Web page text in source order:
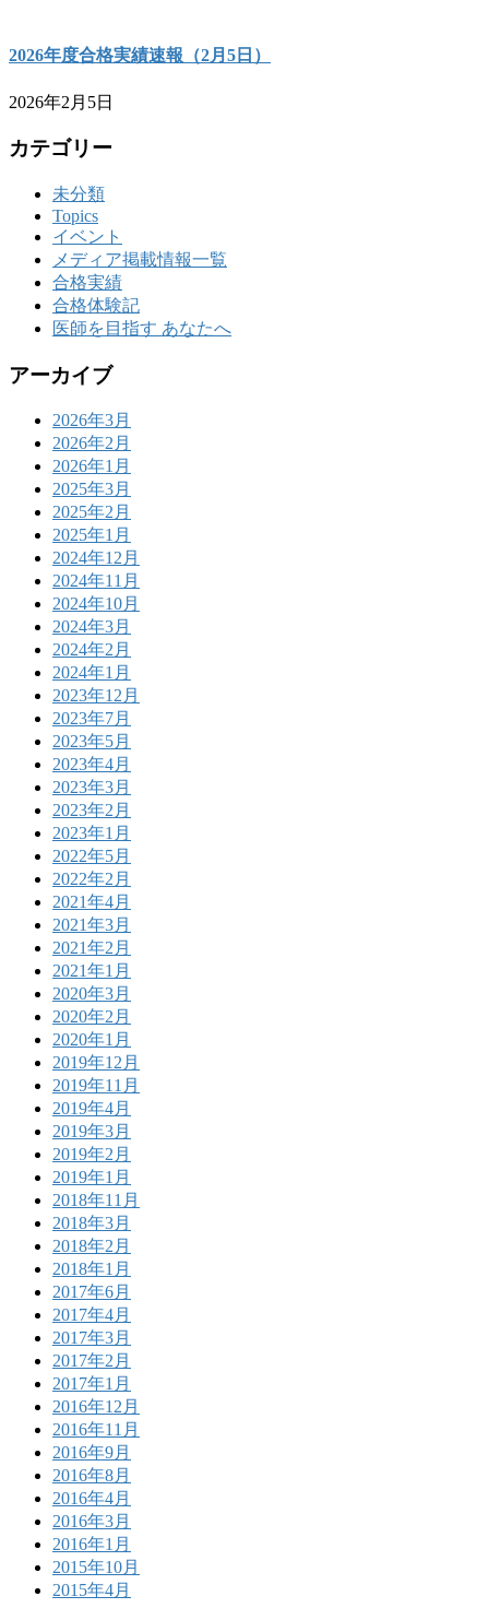
2026年度合格実績速報（2月5日）
2026年2月5日
カテゴリー
未分類
Topics
イベント
メディア掲載情報一覧
合格実績
合格体験記
医師を目指す あなたへ
アーカイブ
2026年3月
2026年2月
2026年1月
2025年3月
2025年2月
2025年1月
2024年12月
2024年11月
2024年10月
2024年3月
2024年2月
2024年1月
2023年12月
2023年7月
2023年5月
2023年4月
2023年3月
2023年2月
2023年1月
2022年5月
2022年2月
2021年4月
2021年3月
2021年2月
2021年1月
2020年3月
2020年2月
2020年1月
2019年12月
2019年11月
2019年4月
2019年3月
2019年2月
2019年1月
2018年11月
2018年3月
2018年2月
2018年1月
2017年6月
2017年4月
2017年3月
2017年2月
2017年1月
2016年12月
2016年11月
2016年9月
2016年8月
2016年4月
2016年3月
2016年1月
2015年10月
2015年4月